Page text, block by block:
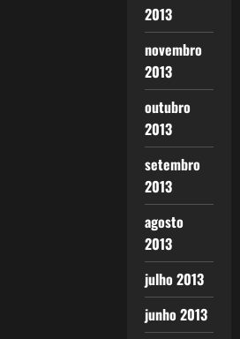
2013
novembro
2013
outubro
2013
setembro
2013
agosto
2013
julho 2013
junho 2013